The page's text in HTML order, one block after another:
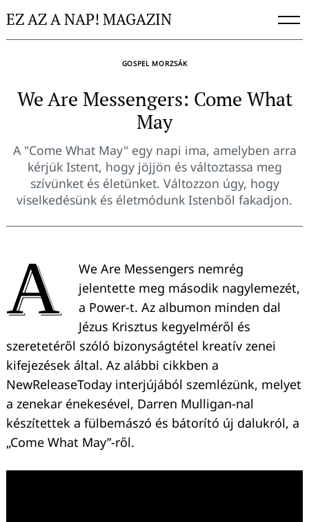
toEZ AZ A NAP! MAGAZIN
GOSPEL MORZSÁK
We Are Messengers: Come What
May
A "Come What May" egy napi ima, amelyben arra
kérjük Istent, hogy jöjjön és változtassa meg
szívünket és életünket. Változzon úgy, hogy
viselkedésünk és életmódunk Istenből fakadjon.
A
We Are Messengers nemrég
jelentette meg második nagylemezét,
a Power-t. Az albumon minden dal
Jézus Krisztus kegyelméről és
szeretetéről szóló bizonyságtétel kreatív zenei
kifejezések által. Az alábbi cikkben a
NewReleaseToday interjújából szemlézünk, melyet
a zenekar énekesével, Darren Mulligan-nal
készítettek a fülbemászó és bátorító új dalukról, a
„Come What May”-ről.